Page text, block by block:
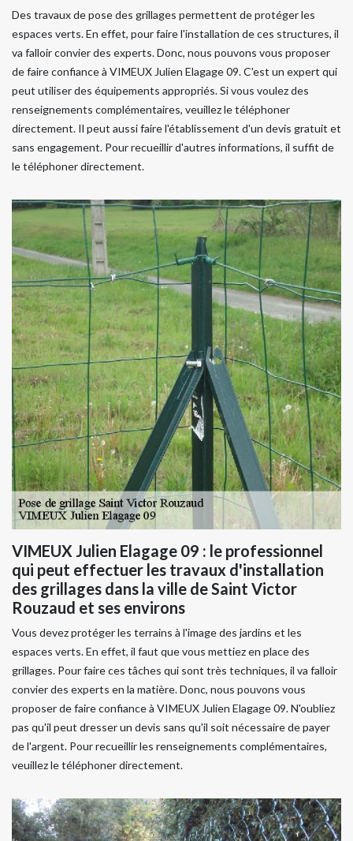
Des travaux de pose des grillages permettent de protéger les
espaces verts. En effet, pour faire l'installation de ces structures, il
va falloir convier des experts. Donc, nous pouvons vous proposer
de faire confiance à VIMEUX Julien Elagage 09. C'est un expert qui
peut utiliser des équipements appropriés. Si vous voulez des
renseignements complémentaires, veuillez le téléphoner
directement. Il peut aussi faire l'établissement d'un devis gratuit et
sans engagement. Pour recueillir d'autres informations, il suffit de
le téléphoner directement.
VIMEUX Julien Elagage 09 : le professionnel
qui peut effectuer les travaux d'installation
des grillages dans la ville de Saint Victor
Rouzaud et ses environs
Vous devez protéger les terrains à l'image des jardins et les
espaces verts. En effet, il faut que vous mettiez en place des
grillages. Pour faire ces tâches qui sont très techniques, il va falloir
convier des experts en la matière. Donc, nous pouvons vous
proposer de faire confiance à VIMEUX Julien Elagage 09. N'oubliez
pas qu'il peut dresser un devis sans qu'il soit nécessaire de payer
de l'argent. Pour recueillir les renseignements complémentaires,
veuillez le téléphoner directement.